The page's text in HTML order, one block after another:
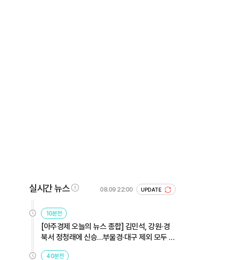
실시간 뉴스 08.09 22:00 UPDATE
10분전
[아주경제 오늘의 뉴스 종합] 김민석, 강원·경
북서 정청래에 신승…부울경·대구 제외 모두 웃
었다 外
40분전